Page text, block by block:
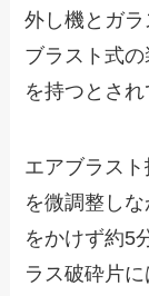
外し機とガ
ブラスト式
を持つとされ
エアブラス
を微調整し
をかけず約5
ラス破砕片